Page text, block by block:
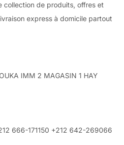
collection de produits, offres et
express à domicile partout
IMM 2 MAGASIN 1 HAY
666-171150 +212 642-269066